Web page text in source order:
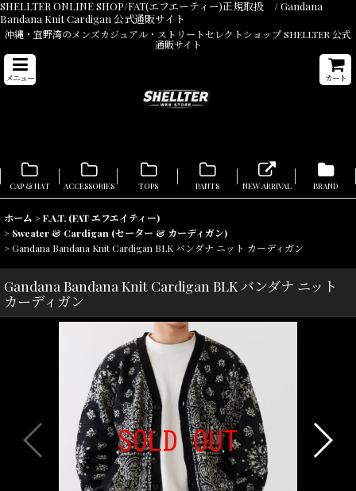
SHELLTER ONLINE SHOP/FAT(エフエーティー)正規取扱 / Gandana
Bandana Knit Cardigan 公式通販サイト
沖縄・宜野湾のメンズカジュアル・ストリートセレクトショップ SHELLTER 公式
通販サイト
メニュー カート
CAP & HAT ACCESSORIES TOPS PANTS NEW ARRIVAL BRAND
ホーム >F.A.T. (FAT エフエイティー)
> Sweater & Cardigan (セーター & カーディガン)
>Gandana Bandana Knit Cardigan BLK バンダナ ニット カーディガン
Gandana Bandana Knit Cardigan BLK バンダナ ニット
カーディガン